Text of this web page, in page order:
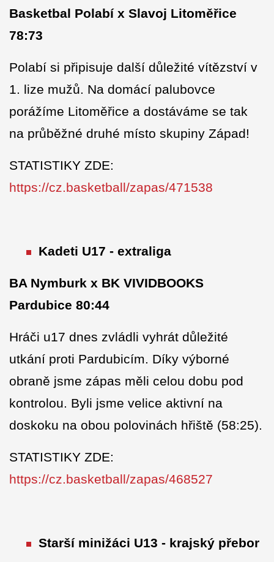
Basketbal Polabí x Slavoj Litoměřice
78:73
Polabí si připisuje další důležité vítězství v
1. lize mužů. Na domácí palubovce
porážíme Litoměřice a dostáváme se tak
na průběžné druhé místo skupiny Západ!
STATISTIKY ZDE:
https://cz.basketball/zapas/471538
Kadeti U17 - extraliga
BA Nymburk x BK VIVIDBOOKS
Pardubice 80:44
Hráči u17 dnes zvládli vyhrát důležité
utkání proti Pardubicím. Díky výborné
obraně jsme zápas měli celou dobu pod
kontrolou. Byli jsme velice aktivní na
doskoku na obou polovinách hřiště (58:25).
STATISTIKY ZDE:
https://cz.basketball/zapas/468527
Starší minižáci U13 - krajský přebor